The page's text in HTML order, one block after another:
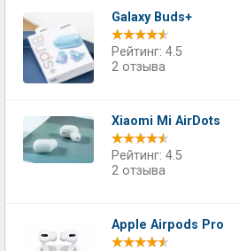
Galaxy Buds+
Рейтинг: 4.5
2 отзыва
Xiaomi Mi AirDots
Рейтинг: 4.5
2 отзыва
Apple Airpods Pro